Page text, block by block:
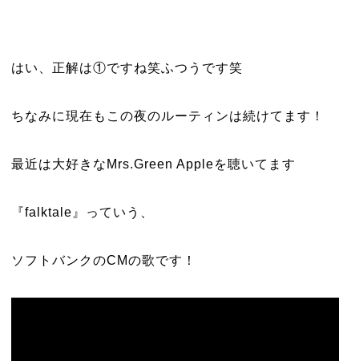
はい、正解は①ですね笑ふつうです笑
ちなみに現在もこの夜のルーティンは続けてます！
最近は大好きなMrs.Green Appleを聴いてます
『falktale』っていう、
ソフトバンクのCMの歌です！